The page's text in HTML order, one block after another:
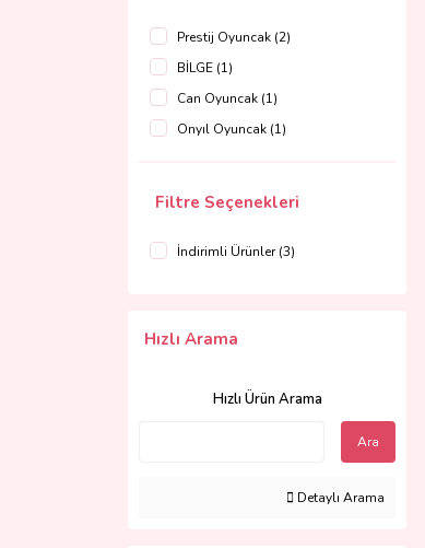
Prestij Oyuncak (2)
BİLGE (1)
Can Oyuncak (1)
Onyıl Oyuncak (1)
Filtre Seçenekleri
İndirimli Ürünler (3)
Hızlı Arama
Hızlı Ürün Arama
Ara
Detaylı Arama